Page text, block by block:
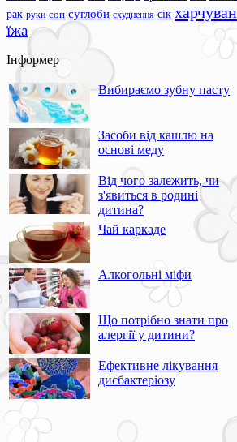
рак руки сон суглоби схуднення сік
їжа
Інформер
Вибираємо зубну пасту
Засоби від кашлю на
основі меду
Від чого залежить, чи
з'явиться в родині
дитина?
Чай каркаде
Алкогольні міфи
Що потрібно знати про
алергії у дитини?
Ефективне лікування
дисбактеріозу